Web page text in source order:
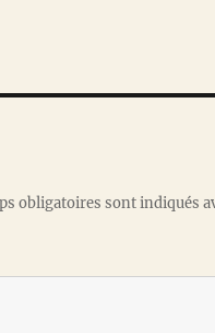
obligatoires sont indiqués